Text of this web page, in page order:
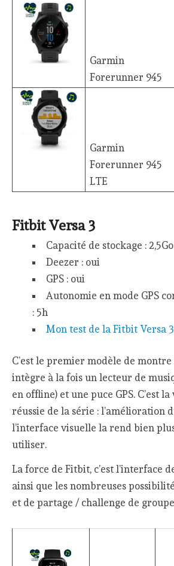
Garmin
Forerunner 945
Garmin
Forerunner 945
LTE
Fitbit Versa 3
Capacité de stockage : 2,5Go
Deezer : oui
GPS : oui
Autonomie en mode GPS
: 5h
Mon test de la Fitbit Versa 3
C’est le premier modèle de
intègre à la fois un lecteur de
en offline) et une puce GPS. C’est
réussie de la série : l’amélioration
l’interface visuelle la rend bien
utiliser.
La force de Fitbit, c’est l’interface
ainsi que les nombreuses
et de partage / challenge de